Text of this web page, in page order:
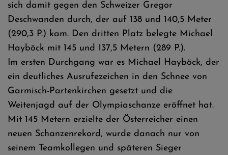
sich damit gegen den Schweizer Gregor
Deschwanden durch, der auf 138 und 140,5 Meter
(290,3 P.) kam. Den dritten Platz belegte Michael
Hayböck mit 145 und 137,5 Metern (289 P.).
Im ersten Durchgang war es Michael Hayböck, der
ein deutliches Ausrufezeichen in den Schnee von
Garmisch-Partenkirchen gesetzt und die
Weitenjagd auf der Olympiaschanze eröffnet hat.
Mit 145 Metern erzielte der Österreicher einen
neuen Schanzenrekord, wurde danach nur von
seinem Teamkollegen und späteren Sieger